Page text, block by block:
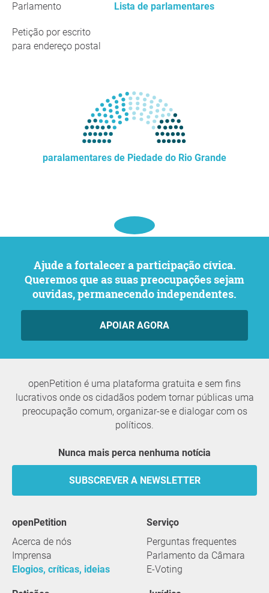
Parlamento Lista de parlamentares
Petição por escrito
para endereço postal
paralamentares de Piedade do Rio Grande
Ajude a fortalecer a participação cívica.
Queremos que as suas preocupações sejam
ouvidas, permanecendo independentes.
APOIAR AGORA
openPetition é uma plataforma gratuita e sem fins
lucrativos onde os cidadãos podem tornar públicas uma
preocupação comum, organizar-se e dialogar com os
políticos.
Nunca mais perca nenhuma notícia
SUBSCREVER A NEWSLETTER
openPetition
Acerca de nós
Imprensa
Elogios, críticas, ideias
serviço
Perguntas frequentes
Parlamento da Câmara
E-Voting